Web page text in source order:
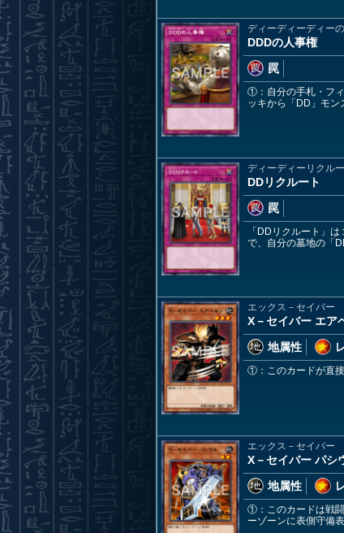
ディーディーディー
DDDの人事権
罠
①：自分の手札・フ
ッキから「DD」モン
ディーディーリクル
DDリクルート
罠
「DDリクルート」
で、自分の墓地の「
エックス－セイバー
X－セイバー エア
地属性
①：このカードが直
エックス－セイバー
X－セイバー パシ
地属性
①：このカードは戦
ーゾーンに表側守備